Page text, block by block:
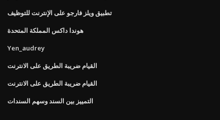
تطبيق ويلز فارجو على الإنترنت للتوظيف
هوندا داكس المملكة المتحدة
Yen_audrey
القيام ضريبة الطريق على الانترنت
القيام ضريبة الطريق على الانترنت
التمييز بين السند وسهم السندات